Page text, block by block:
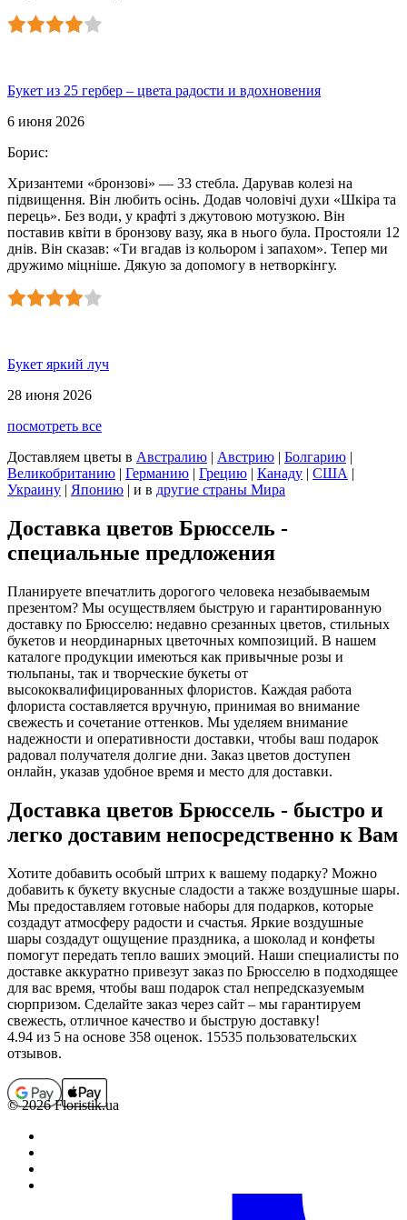
Букет из 25 гербер – цвета радости и вдохновения
6 июня 2026
Борис:
Хризантеми «бронзові» — 33 стебла. Дарував колезі на
підвищення. Він любить осінь. Додав чоловічі духи «Шкіра та
перець». Без води, у крафті з джутовою мотузкою. Він
поставив квіти в бронзову вазу, яка в нього була. Простояли 12
днів. Він сказав: «Ти вгадав із кольором і запахом». Тепер ми
дружимо міцніше. Дякую за допомогу в нетворкінгу.
Букет яркий луч
28 июня 2026
посмотреть все
Доставляем цветы в Австралию | Австрию | Болгарию |
Великобританию | Германию | Грецию | Канаду | США |
Украину | Японию | и в другие страны Мира
Доставка цветов Брюссель -
специальные предложения
Планируете впечатлить дорогого человека незабываемым
презентом? Мы осуществляем быструю и гарантированную
доставку по Брюсселю: недавно срезанных цветов, стильных
букетов и неординарных цветочных композиций. В нашем
каталоге продукции имеються как привычные розы и
тюльпаны, так и творческие букеты от
высококвалифицированных флористов. Каждая работа
флориста составляется вручную, принимая во внимание
свежесть и сочетание оттенков. Мы уделяем внимание
надежности и оперативности доставки, чтобы ваш подарок
радовал получателя долгие дни. Заказ цветов доступен
онлайн, указав удобное время и место для доставки.
Доставка цветов Брюссель - быстро и
легко доставим непосредственно к Вам
Хотите добавить особый штрих к вашему подарку? Можно
добавить к букету вкусные сладости а также воздушные шары.
Мы предоставляем готовые наборы для подарков, которые
создадут атмосферу радости и счастья. Яркие воздушные
шары создадут ощущение праздника, а шоколад и конфеты
помогут передать тепло ваших эмоций. Наши специалисты по
доставке аккуратно привезут заказ по Брюсселю в подходящее
для вас время, чтобы ваш подарок стал непредсказуемым
сюрпризом. Сделайте заказ через сайт – мы гарантируем
свежесть, отличное качество и быструю доставку!
4.94 из 5 на основе 358 оценок. 15535 пользовательских
отзывов.
© 2026 Floristik.ua